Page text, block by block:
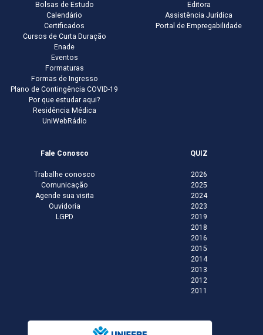
Bolsas de Estudo
Calendário
Certificados
Cursos de Curta Duração
Enade
Eventos
Formaturas
Formas de Ingresso
Plano de Contingência COVID-19
Por que estudar aqui?
Residência Médica
UniWebRádio
Editora
Assistência Jurídica
Portal de Empregabilidade
Fale Conosco
Trabalhe conosco
Comunicação
Agende sua visita
Ouvidoria
LGPD
QUIZ
2026
2025
2024
2023
2019
2018
2016
2015
2014
2013
2012
2011